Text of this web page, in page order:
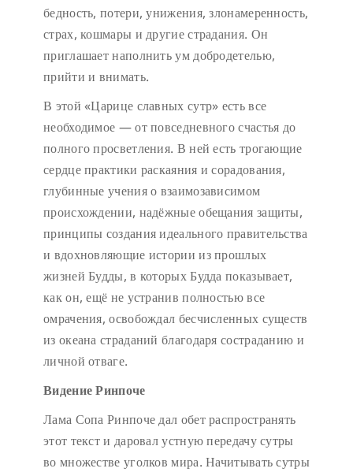
бедность, потери, унижения, злонамеренность,
страх, кошмары и другие страдания. Он
приглашает наполнить ум добродетелью,
прийти и внимать.
В этой «Царице славных сутр» есть все
необходимое — от повседневного счастья до
полного просветления. В ней есть трогающие
сердце практики раскаяния и сорадования,
глубинные учения о взаимозависимом
происхождении, надёжные обещания защиты,
принципы создания идеального правительства
и вдохновляющие истории из прошлых
жизней Будды, в которых Будда показывает,
как он, ещё не устранив полностью все
омрачения, освобождал бесчисленных существ
из океана страданий благодаря состраданию и
личной отваге.
Видение Ринпоче
Лама Сопа Ринпоче дал обет распространять
этот текст и даровал устную передачу сутры
во множестве уголков мира. Начитывать сутры